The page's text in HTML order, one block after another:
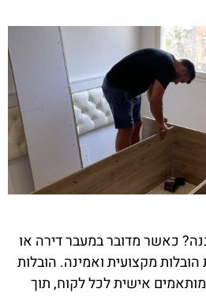
כאשר מדובר במעבר דירה או
מקצועית ואמינה. הובלות
אישית לכל לקוח, תוך